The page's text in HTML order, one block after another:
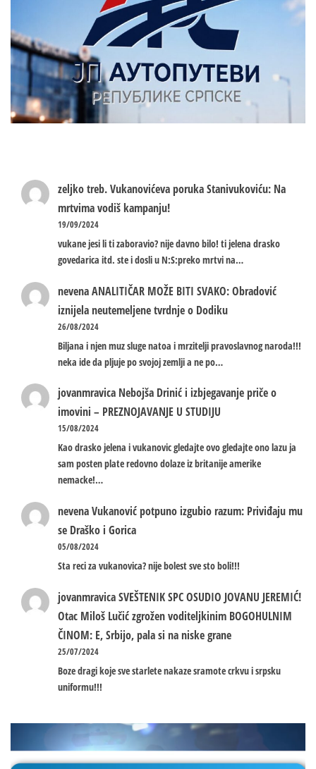
zeljko treb.Vukanovićeva poruka Stanivukoviću: Na
mrtvima vodiš kampanju!
19/09/2024
vukane jesi li ti zaboravio? nije davno bilo! ti jelena drasko
govedarica itd. ste i dosli u N:S:preko mrtvi na…
nevenaANALITIČAR MOŽE BITI SVAKO: Obradović
iznijela neutemeljene tvrdnje o Dodiku
26/08/2024
Biljana i njen muz sluge natoa i mrzitelji pravoslavnog naroda!!!
neka ide da pljuje po svojoj zemlji a ne po…
jovanmravica Nebojša Drinić i izbjegavanje priče o
imovini – PREZNOJAVANJE U STUDIJU
15/08/2024
Kao drasko jelena i vukanovic gledajte ovo gledajte ono lazu ja
sam posten plate redovno dolaze iz britanije amerike
nemacke!…
nevenaVukanović potpuno izgubio razum: Priviđaju mu
se Draško i Gorica
05/08/2024
Sta reci za vukanovica? nije bolest sve sto boli!!!
jovanmravicaSVEŠTENIK SPC OSUDIO JOVANU JEREMIĆ!
Otac Miloš Lučić zgrožen voditeljkinim BOGOHULNIM
ČINOM: E, Srbijo, pala si na niske grane
25/07/2024
Boze dragi koje sve starlete nakaze sramote crkvu i srpsku
uniformu!!!